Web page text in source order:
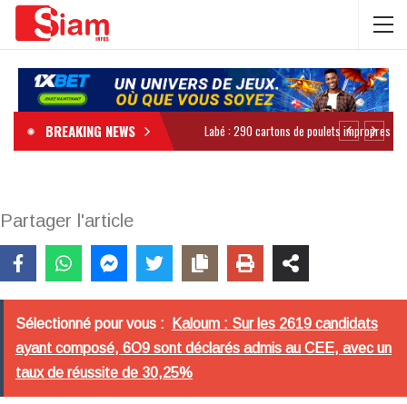
BREAKING NEWS
Partager l'article
Sélectionné pour vous :
Kaloum : Sur les 2619 candidats
ayant composé, 6O9 sont déclarés admis au CEE, avec un
taux de réussite de 30,25%